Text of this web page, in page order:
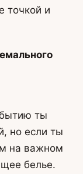
точкой и
ты
но если ты
на важном
белье.